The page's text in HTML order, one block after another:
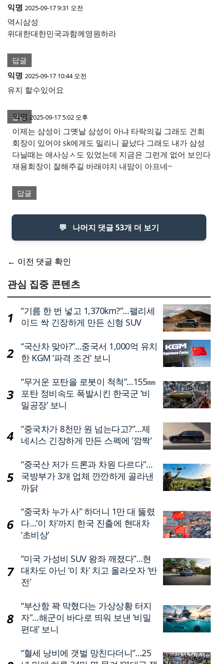
익명 2025-09-17 9:31 오전
역시삼성
위대한대한민국과함께영원하라
답글
익명 2025-09-17 10:44 오전
유지 할수있어요
답글
익명 2025-09-17 5:02 오후
이제는 삼성이 그옛날 삼성이 아냐 타락의길 그래도 건희
회장이 있어야 sk에게도 밀리니 끝났다 그래도 내가 삼성
다닐때는 애사싱ㅅ도 있었는데 지금은 그런게 없어 보인다
재용회장이 잘해주길 바래야지 내맘이 아프네~
답글
💬 나머지 댓글 53개 더 보기
댓
글
네
비
이
← 이전 댓글 확인
관심 집중 콘텐츠
“기름 한 번 넣고 1,370km?”…팰리세
이드 싹 긴장하게 만든 신형 SUV
“국산차 맞아?”…중국서 1,000억 유치
한 KGM ‘파격 조건’ 보니
“무거운 포탄을 로봇이 척척”…155㎜
포탄 정비속도 폭발시킨 한국군 ‘비
밀공장’ 보니
“중국차가 8천만 원 넘는다고?”…제
네시스 긴장하게 만든 스펙에 ‘깜짝’
“중국산 저가 드론과 차원 다르다”…
국방부가 3개 업체 깐깐하게 골라낸
까닭
“중국차 누가 사” 하더니 1만 대 뚫렸
다…’이 차’까지 한국 진출에 현대차
‘초비상’
“미국 가성비 SUV 왕좌 깨졌다”…현
대차도 아닌 ‘이 차’ 치고 올라오자 ‘반
전’
“부산항 꽉 막혔다는 가상상황 터지
자”…해군이 바다로 띄워 보낸 ‘비밀
편대’ 보니
“혈세 낭비에 갯벌 망친다더니”…25